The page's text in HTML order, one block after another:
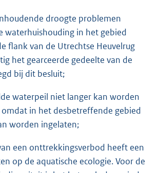
droogte problemen
waterhuishouding in het gebied
flank van de Utrechtse Heuvelrug
het gearceerde gedeelte van de
bij dit besluit;
waterpeil niet langer kan worden
in het desbetreffende gebied
worden ingelaten;
een onttrekkingsverbod heeft een
op de aquatische ecologie. Voor de